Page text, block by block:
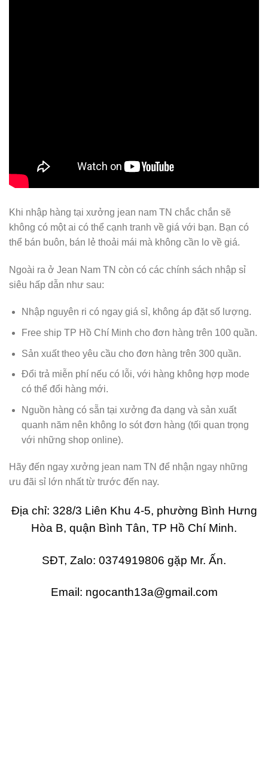
Khi nhập hàng tại xưởng jean nam TN chắc chắn sẽ
không có một ai có thể cạnh tranh về giá với bạn. Bạn có
thể bán buôn, bán lẻ thoải mái mà không cần lo về giá.
Ngoài ra ở Jean Nam TN còn có các chính sách nhập sỉ
siêu hấp dẫn như sau:
Nhập nguyên ri có ngay giá sỉ, không áp đặt số lượng.
Free ship TP Hồ Chí Minh cho đơn hàng trên 100 quần.
Sản xuất theo yêu cầu cho đơn hàng trên 300 quần.
Đổi trả miễn phí nếu có lỗi, với hàng không hợp mode
có thể đổi hàng mới.
Nguồn hàng có sẵn tại xưởng đa dạng và sản xuất
quanh năm nên không lo sót đơn hàng (tối quan trọng
với những shop online).
Hãy đến ngay xưởng jean nam TN để nhận ngay những
ưu đãi sỉ lớn nhất từ trước đến nay.
Địa chỉ: 328/3 Liên Khu 4-5, phường Bình Hưng
Hòa B, quận Bình Tân, TP Hồ Chí Minh.
SĐT, Zalo: 0374919806 gặp Mr. Ấn.
Email: ngocanth13a@gmail.com